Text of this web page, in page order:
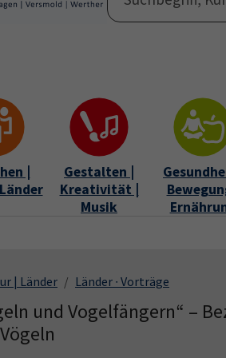
|
Gestalten |
Kreativität |
Musik
| Länder Länder ∙ Vorträge
und Vogelfängern“ –